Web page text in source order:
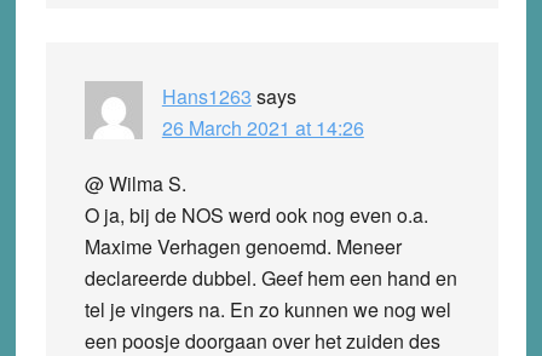
Hans1263 says
26 March 2021 at 14:26
@ Wilma S.
O ja, bij de NOS werd ook nog even o.a.
Maxime Verhagen genoemd. Meneer
declareerde dubbel. Geef hem een hand en
tel je vingers na. En zo kunnen we nog wel
een poosje doorgaan over het zuiden des